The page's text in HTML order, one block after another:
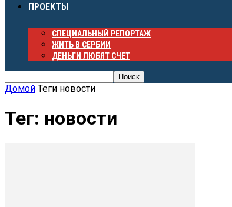
ПРОЕКТЫ
СПЕЦИАЛЬНЫЙ РЕПОРТАЖ
ЖИТЬ В СЕРБИИ
ДЕНЬГИ ЛЮБЯТ СЧЕТ
Домой Теги новости
Тег: новости